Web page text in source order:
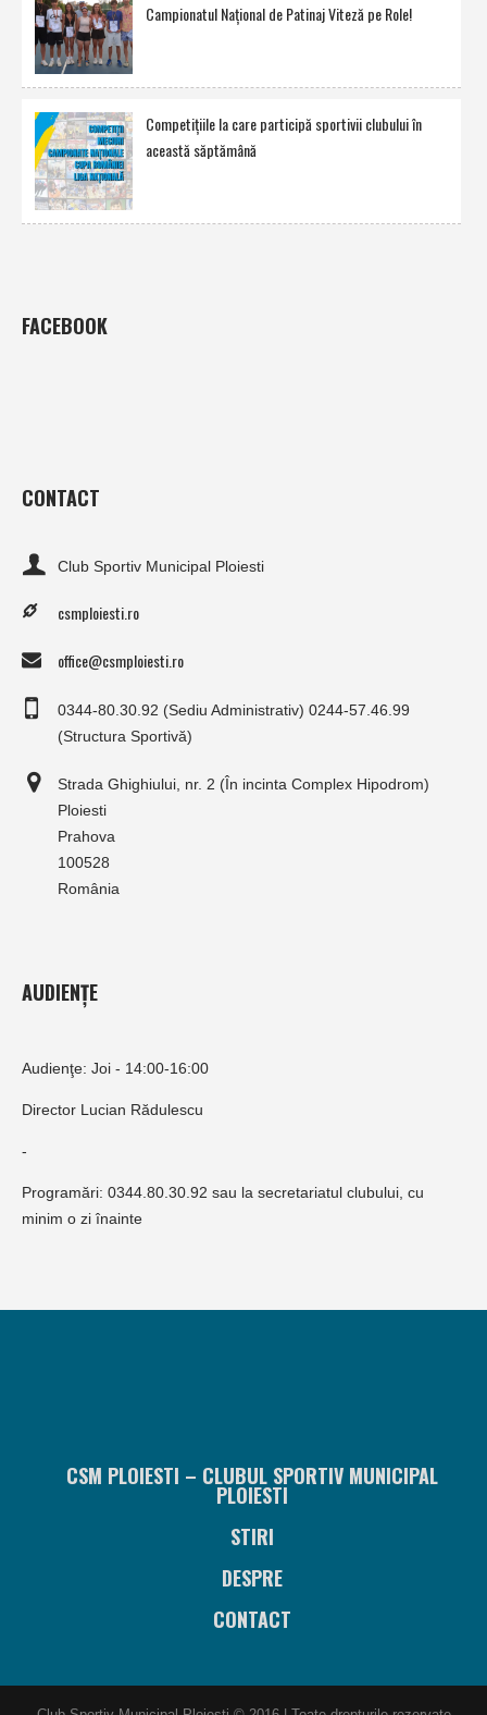
Campionatul Naţional de Patinaj Viteză pe Role!
Competiţiile la care participă sportivii clubului în
această săptămână
FACEBOOK
CONTACT
Club Sportiv Municipal Ploiesti
csmploiesti.ro
office@csmploiesti.ro
0344-80.30.92 (Sediu Administrativ) 0244-57.46.99
(Structura Sportivă)
Strada Ghighiului, nr. 2 (În incinta Complex Hipodrom)
Ploiesti
Prahova
100528
România
AUDIENȚE
Audienţe: Joi - 14:00-16:00
Director Lucian Rădulescu
-
Programări: 0344.80.30.92 sau la secretariatul clubului, cu
minim o zi înainte
CSM PLOIESTI – CLUBUL SPORTIV MUNICIPAL
PLOIESTI
STIRI
DESPRE
CONTACT